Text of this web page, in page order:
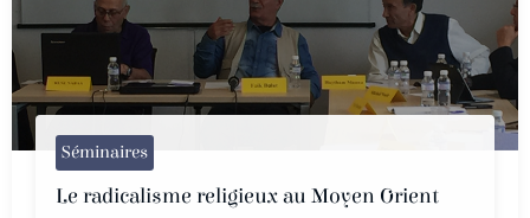
Séminaires
Le radicalisme religieux au Moyen Orient